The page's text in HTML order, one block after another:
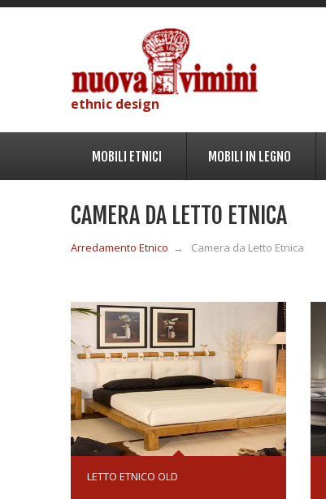
ethnic design
MOBILI ETNICI MOBILI IN LEGNO
CAMERA DA LETTO ETNICA
Arredamento Etnico → Camera da Letto Etnica
LETTO ETNICO OLD